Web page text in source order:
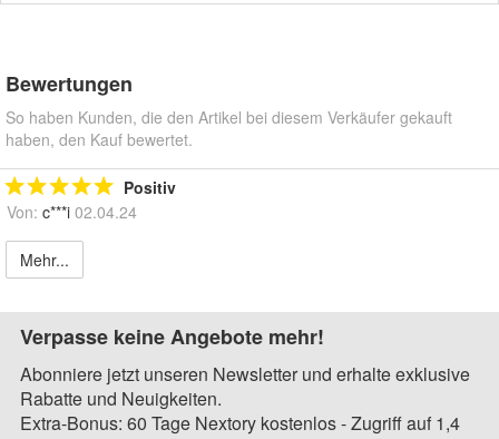
Bewertungen
So haben Kunden, die den Artikel bei diesem Verkäufer gekauft
haben, den Kauf bewertet.
Positiv
Von: c***i 02.04.24
Mehr...
Verpasse keine Angebote mehr!
Abonniere jetzt unseren Newsletter und erhalte exklusive
Rabatte und Neuigkeiten.
Extra-Bonus: 60 Tage Nextory kostenlos - Zugriff auf 1,4